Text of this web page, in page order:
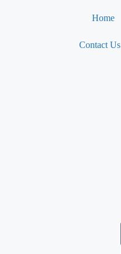
Home
Contact Us